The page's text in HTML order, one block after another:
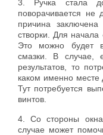
3. Ручка стала
поворачивается не
причина
створки. Для начала
Это можно будет
смазки. В случае,
результатов, то
каком именно месте
Тут потребуется
винтов.
4. Со стороны окна
случае может